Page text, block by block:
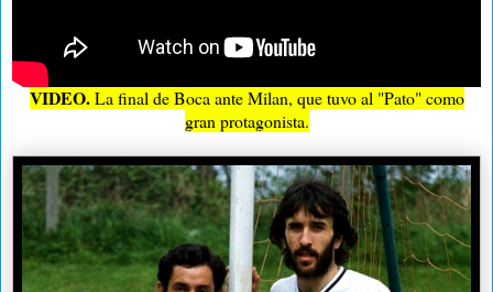
VIDEO.La final de Boca ante Milan, que tuvo al "Pato" como
gran protagonista.